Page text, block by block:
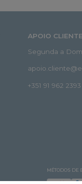
APOIO
Segunda a
+351 91 962 2393
MÉTODOS DE